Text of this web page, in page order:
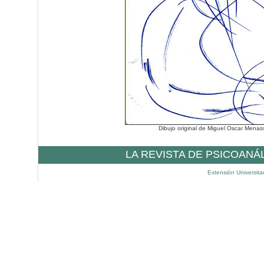
Dibujo original de Miguel Oscar
LA REVISTA DE
Extensión